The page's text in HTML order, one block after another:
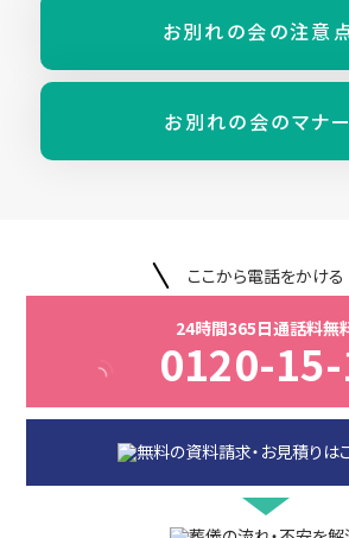
お別れの会の注意
お別れの会のマナー
ここから電話をかける
24時間365日通話料無
0120-